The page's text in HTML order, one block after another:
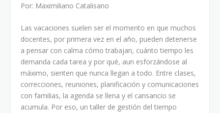
Por: Maximiliano Catalisano
Las vacaciones suelen ser el momento en que muchos
docentes, por primera vez en el año, pueden detenerse
a pensar con calma cómo trabajan, cuánto tiempo les
demanda cada tarea y por qué, aun esforzándose al
máximo, sienten que nunca llegan a todo. Entre clases,
correcciones, reuniones, planificación y comunicaciones
con familias, la agenda se llena y el cansancio se
acumula. Por eso, un taller de gestión del tiempo